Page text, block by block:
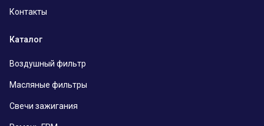
Контакты
Каталог
Воздушный фильтр
Масляные фильтры
Свечи зажигания